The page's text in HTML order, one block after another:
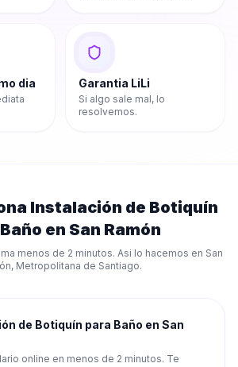
dia Garantia LiLi
Si algo sale mal, lo
resolvemos.
Instalación de Botiquín
en San Ramón
menos de 2 minutos. Asi lo hacemos en San
, Metropolitana de Santiago.
de Botiquín para Baño en San
online en menos de 2 minutos. Te